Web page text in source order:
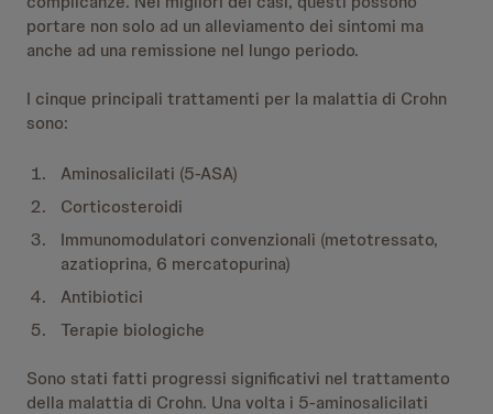
portare non solo ad un alleviamento dei sintomi ma
anche ad una remissione nel lungo periodo.
I cinque principali trattamenti per la malattia di Crohn
sono:
Aminosalicilati (5-ASA)
Corticosteroidi
Immunomodulatori convenzionali (metotressato,
azatioprina, 6 mercatopurina)
Antibiotici
Terapie biologiche
Sono stati fatti progressi significativi nel trattamento
della malattia di Crohn. Una volta i 5-aminosalicilati